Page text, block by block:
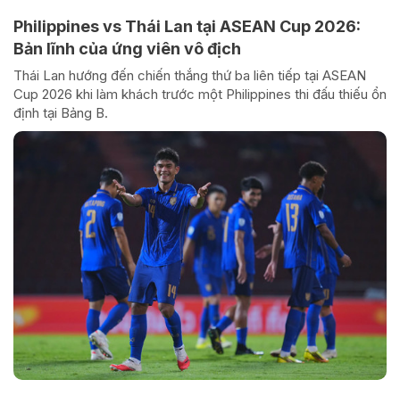
Philippines vs Thái Lan tại ASEAN Cup 2026:
Bản lĩnh của ứng viên vô địch
Thái Lan hướng đến chiến thắng thứ ba liên tiếp tại ASEAN
Cup 2026 khi làm khách trước một Philippines thi đấu thiếu ổn
định tại Bảng B.